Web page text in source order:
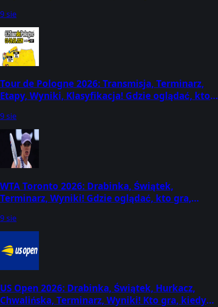
9 sie
Tour de Pologne 2026: Transmisja, Terminarz,
Etapy, Wyniki, Klasyfikacja! Gdzie oglądać, kto
9 sie
WTA Toronto 2026: Drabinka, Świątek,
Terminarz, Wyniki! Gdzie oglądać, kto gra,
9 sie
US Open 2026: Drabinka, Świątek, Hurkacz,
Chwalińska, Terminarz, Wyniki! Kto gra, kiedy